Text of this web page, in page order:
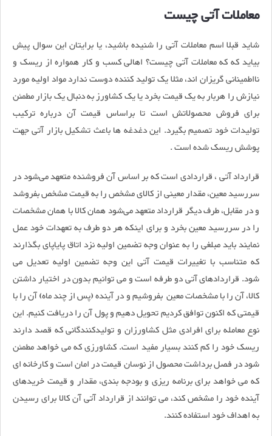
معاملات آتی چیست
شاید قبلا اسم معاملات آتی را شنیده باشید، یا برایتان این سوال پیش
بیاید که که معاملات آتی چیست؟ اهالی کسب و کار همواره از ریسک و
نااطمینانی گریزان اند، مثلا یک تولید کننده دوست ندارد مواد اولیه مورد
نیازش را هربار به یک قیمت بخرد یا یک کشاورز به دنبال یک بازار مطمئن
برای فروش محصولاتش است تا براساس قیمت آن درباره ترکیب
تولیدات خود تصمیم بگیرد. این دغدغه ها باعث تشکیل بازار آتی جهت
پوشش ریسک شده است .
قرارداد آتی ، قراردادی است که بر اساس آن فروشنده متعهد می‌شود در
سررسید معین، مقدار معینی از کالای مشخص را به قیمت مشخص بفروشد
و در مقابل، طرف دیگر قرارداد متعهد می‌شود همان کالا با همان مشخصات
را در سررسید معین بخرد و برای اینکه هر دو طرف به تعهدات خود عمل
نمایند باید مبلغی را به عنوان وجه تضمین اولیه نزد اتاق پایاپای بگذارند
که متناسب با تغییرات قیمت آتی این وجه تضمین اولیه تعدیل می
شود. قراردادهای آتی دو طرفه است و می توانیم بدون در اختیار داشتن
کالا، آن را با مشخصات معین بفروشیم و در آینده (پس از چند ماه) آن را با
قیمتی که اکنون توافق کردیم تحویل دهیم و پول آن را دریافت کنیم. این
نوع معامله برای افرادی مثل کشاورزان و تولیدکنندگانی که قصد دارند
ریسک خود را کم کنند بسیار مفید است. کشاورزی که می خواهد مطمئن
شود در فصل برداشت محصول از نوسان قیمت در امان است و کارخانه ای
که می خواهد برای برنامه ریزی و بودجه بندی، مقدار و قیمت خریدهای
آینده خود را مشخص کند، می توانند از قرارداد آتی آن کالا برای رسیدن
به اهداف خود استفاده کنند.